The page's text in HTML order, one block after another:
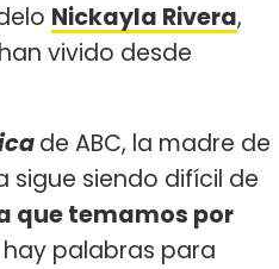
Nickayla Rivera,
vivido desde
de ABC, la madre de
sigue siendo difícil de
que temamos por
hay palabras para